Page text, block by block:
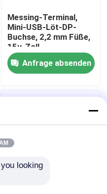
Messing-Terminal,
Mini-USB-Löt-DP-
Buchse, 2,2 mm Füße,
15u-Zoll-
Beschichtung
Anfrage absenden
looking